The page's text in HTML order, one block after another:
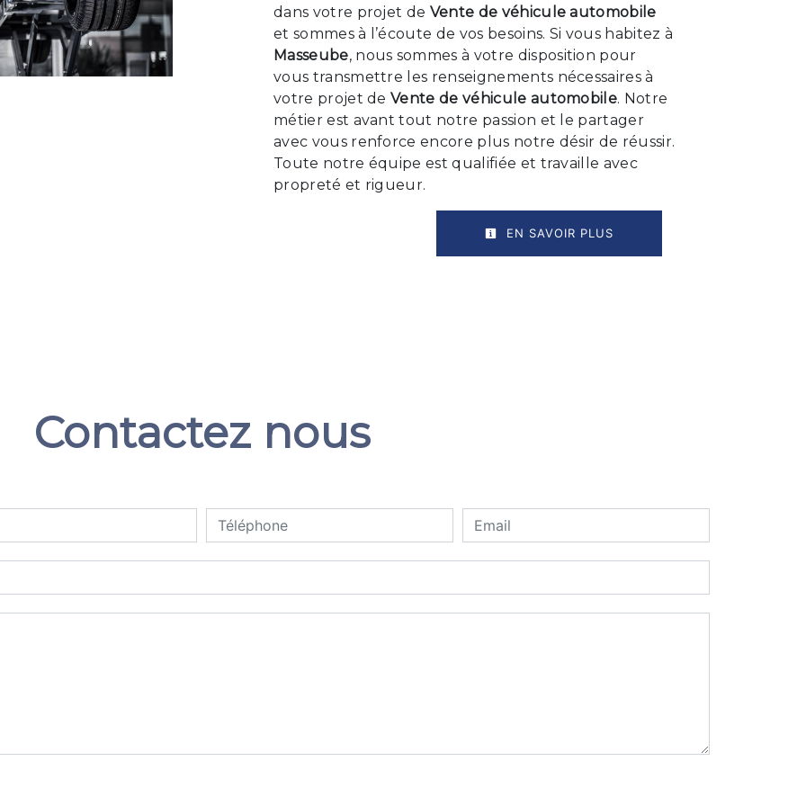
des cookies
dans votre projet de Vente de véhicule automobile
et sommes à l’écoute de vos besoins. Si vous habitez à
Masseube, nous sommes à votre disposition pour
vous transmettre les renseignements nécessaires à
votre projet deVente de véhicule automobile. Notre
métier est avant tout notre passion et le partager
avec vous renforce encore plus notre désir de réussir.
Toute notre équipe est qualifiée et travaille avec
propreté et rigueur.
EN SAVOIR PLUS
Contactez nous